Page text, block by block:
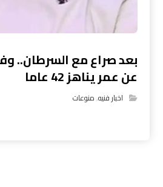
بعد صراع مع السرطان..
عن عمر يناهز 42 عاما
اخبار فنيه,منوعات